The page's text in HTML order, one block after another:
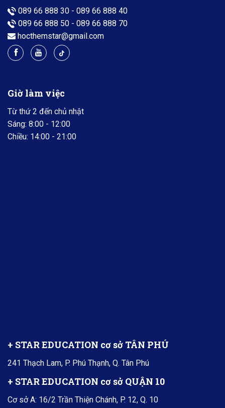
089 66 888 30 - 089 66 888 40
089 66 888 50 - 089 66 888 70
hocthemstar@gmail.com
Giờ làm việc
Từ thứ 2 đến chủ nhật
Sáng: 8:00 - 12:00
Chiều: 14:00 - 21:00
+ STAR EDUCATION cơ sở TÂN PHÚ
241 Thạch Lam, P. Phú Thạnh, Q. Tân Phú
+ STAR EDUCATION cơ sở QUẬN 10
Cơ sở A: 16/2 Trần Thiện Chánh, P. 12, Q. 10